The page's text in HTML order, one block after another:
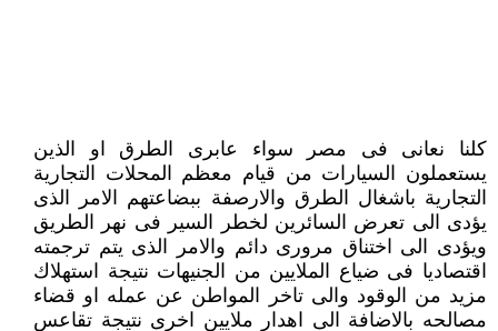
كلنا نعانى فى مصر سواء عابرى الطرق او الذين
يستعملون السيارات من قيام معظم المحلات التجارية
التجارية باشغال الطرق والارصفة ببضاعتهم الامر الذى
يؤدى الى تعرض السائرين لخطر السير فى نهر الطريق
ويؤدى الى اختناق مرورى دائم والامر الذى يتم ترجمته
اقتصاديا فى ضياع الملايين من الجنيهات نتيجة استهلاك
مزيد من الوقود والى تاخر المواطن عن عمله او قضاء
مصالحه بالاضافة الى اهدار ملايين اخرى نتيجة تقاعس